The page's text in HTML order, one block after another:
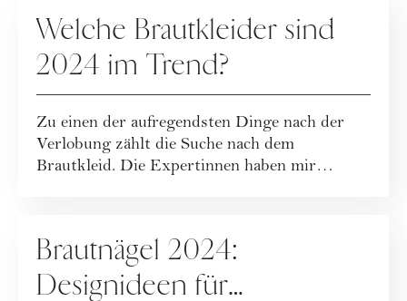
Welche Brautkleider sind
2024 im Trend?
Zu einen der aufregendsten Dinge nach der
Verlobung zählt die Suche nach dem
Brautkleid. Die Expertinnen haben mir
Brautnägel 2024:
Designideen für